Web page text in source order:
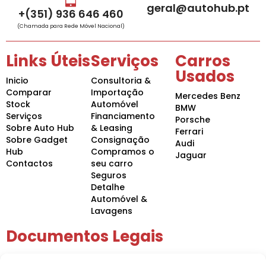
+(351) 936 646 460
(Chamada para Rede Móvel Nacional)
geral@autohub.pt
Links Úteis
Inicio
Comparar
Stock
Serviços
Sobre Auto Hub
Sobre Gadget
Hub
Contactos
Serviços
Consultoria &
Importação
Automóvel
Financiamento
& Leasing
Consignação
Compramos o
seu carro
Seguros
Detalhe
Automóvel &
Lavagens
Carros
Usados
Mercedes Benz
BMW
Porsche
Ferrari
Audi
Jaguar
Documentos Legais